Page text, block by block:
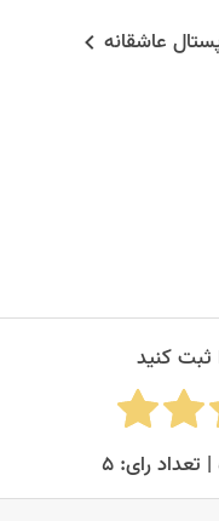
عاشقانه
ثبت کنید